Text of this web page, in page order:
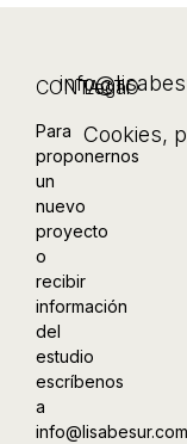
CONTACTO
Para
proponernos
un
nuevo
proyecto
o
recibir
información
del
estudio
escríbenos
a
Legal
Cookies,